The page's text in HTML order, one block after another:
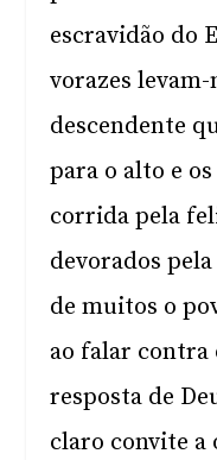
escravidão do
vorazes
descendente
para o alto e
corrida pela
devorados
de muitos o
ao falar contra
resposta de
claro convite a